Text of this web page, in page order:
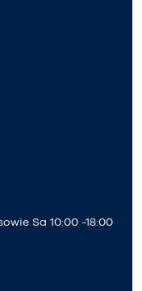
Sa 10:00 -18:00